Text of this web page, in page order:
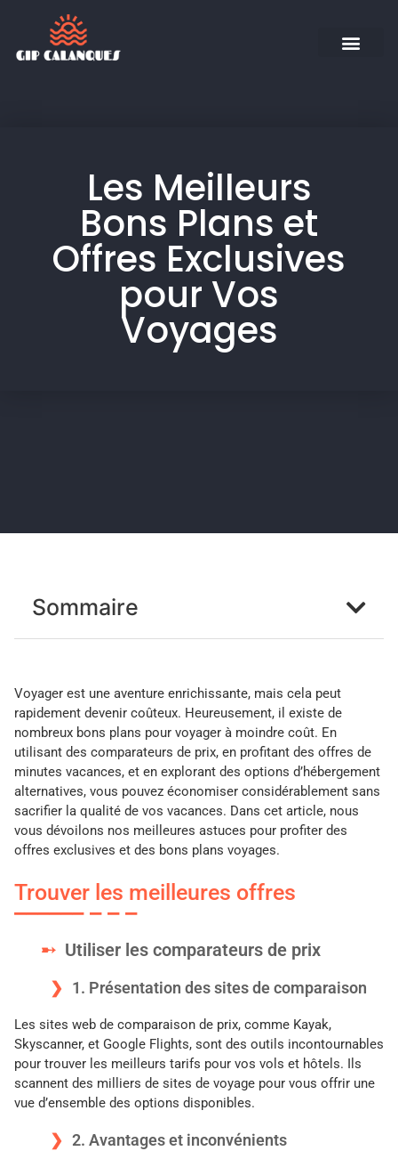
Les Meilleurs
Bons Plans et
Offres Exclusives
pour Vos
Voyages
Sommaire
Voyager est une aventure enrichissante, mais cela peut
rapidement devenir coûteux. Heureusement, il existe de
nombreux bons plans pour voyager à moindre coût. En
utilisant des comparateurs de prix, en profitant des offres de
minutes vacances, et en explorant des options d’hébergement
alternatives, vous pouvez économiser considérablement sans
sacrifier la qualité de vos vacances. Dans cet article, nous
vous dévoilons nos meilleures astuces pour profiter des
offres exclusives et des bons plans voyages.
Trouver les meilleures offres
Utiliser les comparateurs de prix
1. Présentation des sites de comparaison
Les sites web de comparaison de prix, comme Kayak,
Skyscanner, et Google Flights, sont des outils incontournables
pour trouver les meilleurs tarifs pour vos vols et hôtels. Ils
scannent des milliers de sites de voyage pour vous offrir une
vue d’ensemble des options disponibles.
2. Avantages et inconvénients